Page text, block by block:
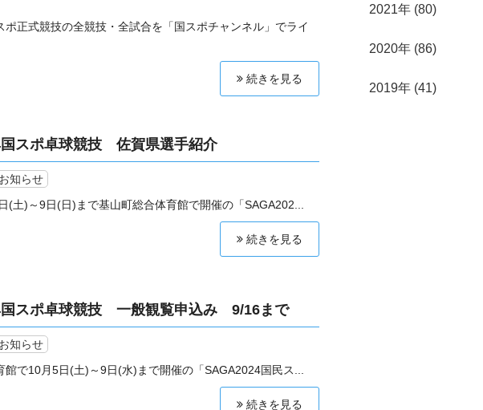
ポ正式競技の全競技・全試合を「国スポチャンネル」でライ
続きを見る
スポ卓球競技 佐賀県選手紹介
お知らせ
(土)～9日(日)まで基山町総合体育館で開催の「SAGA202...
続きを見る
スポ卓球競技 一般観覧申込み 9/16まで
お知らせ
館で10月5日(土)～9日(水)まで開催の「SAGA2024国民ス...
続きを見る
2021年 (80)
2020年 (86)
2019年 (41)